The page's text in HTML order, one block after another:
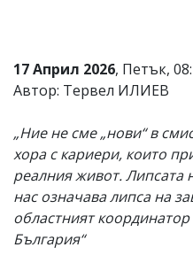
17 Април 2026, Петък,
Автор: Тервел ИЛИЕВ
„Ние не сме „нови“ в
хора с кариери, които
реалния живот. Липсата
нас означава липса на
областният
България“